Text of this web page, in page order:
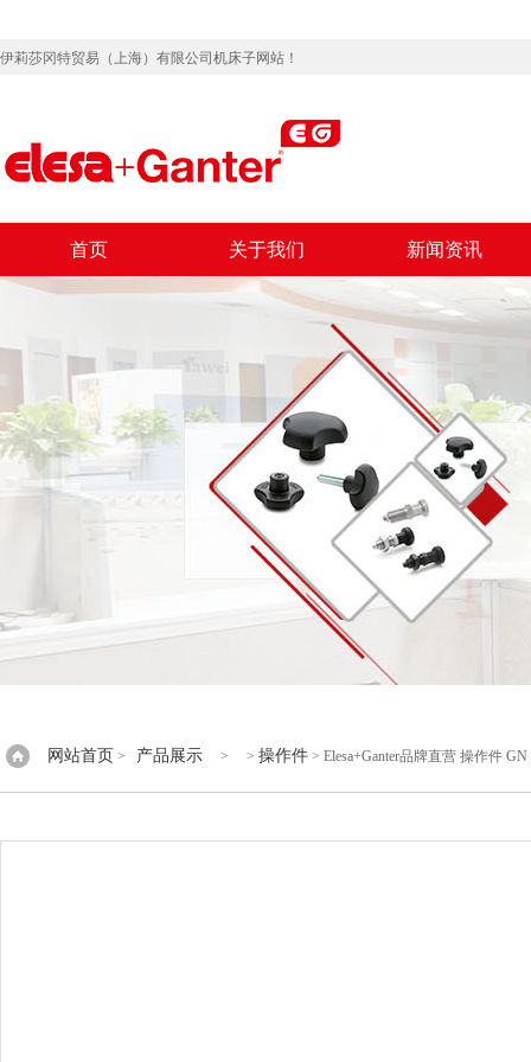
伊莉莎冈特贸易（上海）有限公司机床子网站！
首页 关于我们 新闻资讯
网站首页 > 产品展示 > > 操作件 > Elesa+Ganter品牌直营 操作件